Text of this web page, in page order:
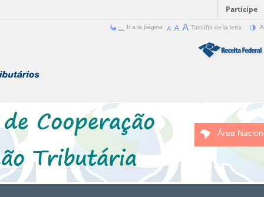
Participe
Ir a la página Tamaño de la letra
Área